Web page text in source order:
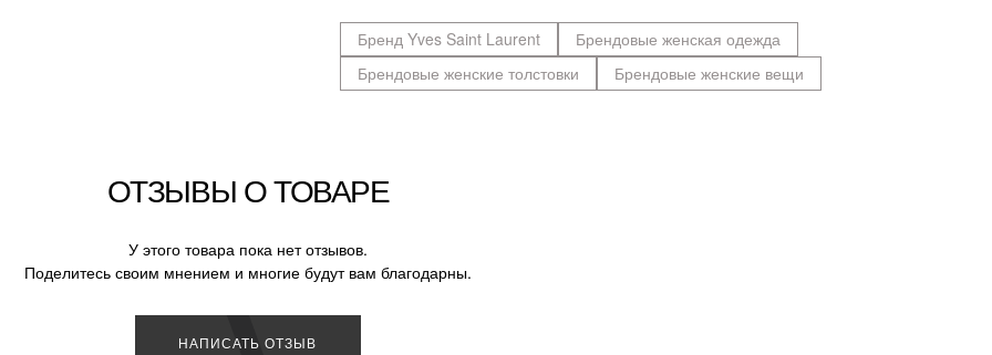
Бренд Yves Saint Laurent
Брендовые женская одежда
Брендовые женские толстовки
Брендовые женские вещи
ОТЗЫВЫ О ТОВАРЕ
У этого товара пока нет отзывов.
Поделитесь своим мнением и многие будут вам благодарны.
НАПИСАТЬ ОТЗЫВ